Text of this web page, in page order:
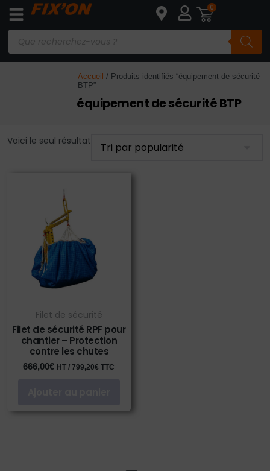
0
Accueil / Produits identifiés “équipement de sécurité
BTP”
équipement de sécurité BTP
Voici le seul résultat
Filet de sécurité
Filet de sécurité RPF pour
chantier – Protection
contre les chutes
666,00€ HT /799,20€ TTC